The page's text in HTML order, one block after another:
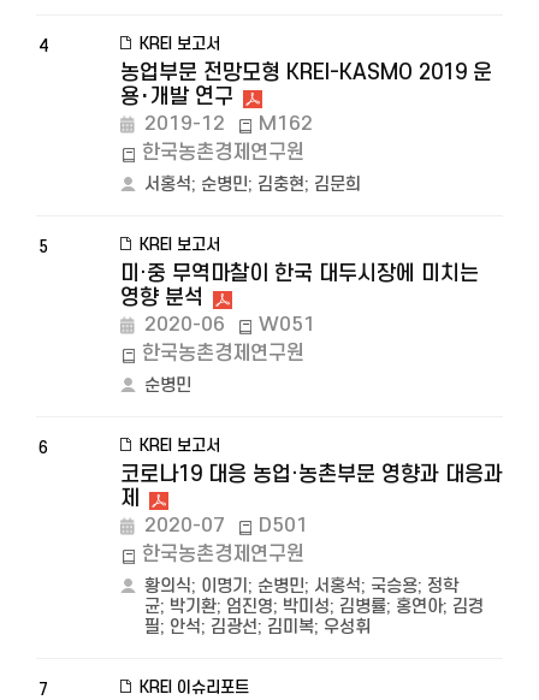
4 KREI 보고서
농업부문 전망모형 KREI-KASMO 2019 운
용･개발 연구
2019-12
M162
한국농촌경제연구원
서홍석; 순병민; 김충현; 김문희
5 KREI 보고서
미·중 무역마찰이 한국 대두시장에 미치는
영향 분석
2020-06
W051
한국농촌경제연구원
순병민
6 KREI 보고서
코로나19 대응 농업·농촌부문 영향과 대응과
제
2020-07
D501
한국농촌경제연구원
황의식; 이명기 ; 순병민; 서홍석; 국승용; 정학
균; 박기환; 엄진영; 박미성; 김병률; 홍연아; 김경
필; 안석; 김광선; 김미복; 우성휘
7 KREI 이슈리포트